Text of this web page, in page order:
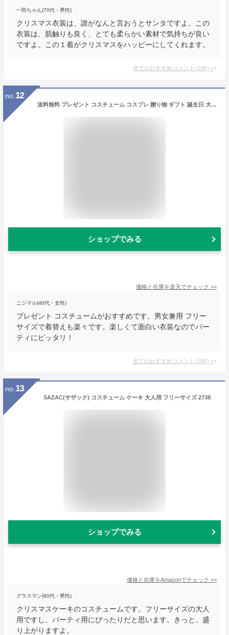
一郎ちゃん(70代・男性)
クリスマス衣装は、誰がなんと言おうとサンタですよ。この
衣装は、肌触りも良く、とても柔らかい素材で気持ちが良い
ですよ。この１着がクリスマスをハッピーにしてくれます。
全てのおすすめコメント (1件) >
no. 12
送料無料 プレゼント コスチューム コスプレ 贈り物 ギフト 誕生日 大きいサイズ メンズ レディース 男女兼用 仮装 衣装 コスプレ衣装 コス ハロウィンコスチューム ハロウィン クリスマス 宴会 余興 お祝い 結婚式 二次会 忘年会 イベント パーティー 面白い s-sz-6h859
ショップでみる
価格と在庫を楽天でチェック >>
ニジマル(40代・女性)
プレゼント コスチュームがおすすめです。男女兼用 フリー
サイズで着替えも楽々です。楽しくて面白い衣装なのでパー
ティにピッタリ！
全てのおすすめコメント (1件) >
no. 13
SAZAC(サザック) コスチューム ケーキ 大人用 フリーサイズ 2738
ショップでみる
価格と在庫をAmazonでチェック >>
グラスマン(60代・男性)
クリスマスケーキのコスチュームです。フリーサイズの大人
用ですし、パーティ用にぴったりだと思います。きっと、盛
り上がりますよ。